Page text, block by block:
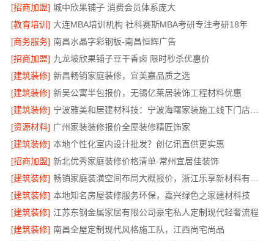
[招商加盟] 城中欣果铺子 消费会员体系庞大
[教育培训] 大连MBA培训机构 社科赛斯MBA考研专注考研18年
[商务服务] 南昌水晶字彩钢板-南昌恒辉广告
[招商加盟] 九龙坡欣果铺子豆干香卤 限时秒杀优惠价
[建筑装修] 新昌畅销家庭装修，宜美嘉品质之选
[建筑装修] 新吴公寓半包报价，无锡亿莱居装饰工程材料优惠
[建筑装修]
宁波雅美和居建材科技：宁波海曙家装施工线下门店地址
[资源材料] 广州家装装修报价全屋装修精匠饰家
[建筑装修] 本地个性化室内设计批发？创亿讯直供更实惠
[招商加盟] 新北优秀家庭装修价格清单-常州宜居佳装饰
[建筑装修]
[建筑装修] 本地知名房屋装修服务环保，嘉兴绿色之家建材科技
[建筑装修] 江苏东钢金属家居有限公司豪宅私人定制现代轻奢流程
[建筑装修] 南昌全屋定制现代风格施工队，江西尚宅尚品